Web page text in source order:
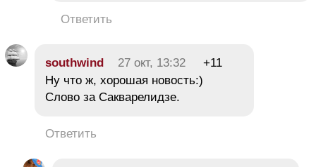
Ответить
southwind 27 окт, 13:32
+11
Ну что ж, хорошая новость:)
Слово за Сакварелидзе.
Ответить